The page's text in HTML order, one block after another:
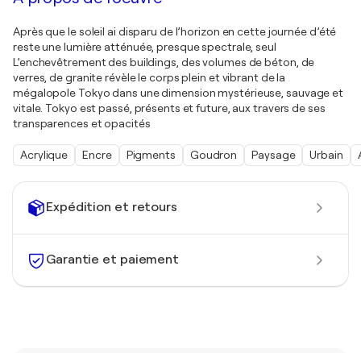
Expédition et retours
Garantie et paiement
Après que le soleil ai disparu de l’horizon en cette journée d’été
reste une lumière atténuée, presque spectrale, seul
L’enchevêtrement des buildings, des volumes de béton, de
verres, de granite révèle le corps plein et vibrant de la
mégalopole Tokyo dans une dimension mystérieuse, sauvage et
vitale. Tokyo est passé, présents et future, aux travers de ses
transparences et opacités
Acrylique Encre Pigments Goudron Paysage Urbain